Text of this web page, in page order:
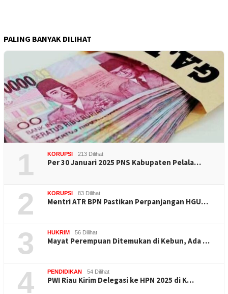
PALING BANYAK DILIHAT
1 KORUPSI 213 Dilihat
Per 30 Januari 2025 PNS Kabupaten Pelala…
2 KORUPSI 83 Dilihat
Mentri ATR BPN Pastikan Perpanjangan HGU…
3 HUKRIM 56 Dilihat
Mayat Perempuan Ditemukan di Kebun, Ada …
4 PENDIDIKAN 54 Dilihat
PWI Riau Kirim Delegasi ke HPN 2025 di K…